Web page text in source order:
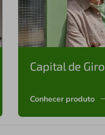
Capital de Giro
Conhecer produto